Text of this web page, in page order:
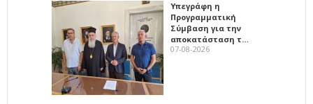
Υπεγράφη η
Προγραμματική
Σύμβαση για την
αποκατάσταση τ…
07-08-2026